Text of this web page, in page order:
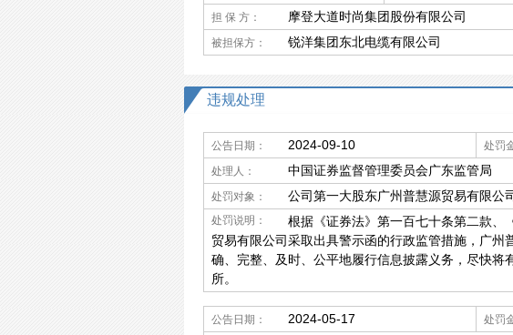
担 保 方： 摩登大道时尚集团股份有限公司
被担保方：
锐洋集团东北电缆有限公司
违规处理
公告日期： 2024-09-10 处罚
处理人： 中国证券监督管理委员会广东监管局
处罚对象： 公司第一大股东广州普慧源贸易有限公
处罚说明：
根据《证券法》第一百七十条第二款、
贸易有限公司采取出具警示函的行政监管措施，广
确、完整、及时、公平地履行信息披露义务，尽快
所。
公告日期： 2024-05-17 处罚